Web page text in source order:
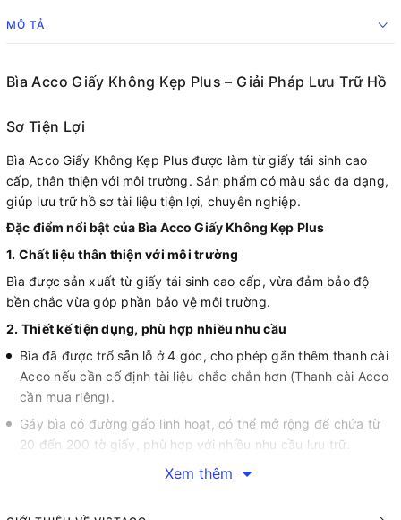
MÔ TẢ
Bìa Acco Giấy Không Kẹp Plus – Giải Pháp Lưu Trữ Hồ
Sơ Tiện Lợi
Bìa Acco Giấy Không Kẹp Plus được làm từ giấy tái sinh cao
cấp, thân thiện với môi trường. Sản phẩm có màu sắc đa dạng,
giúp lưu trữ hồ sơ tài liệu tiện lợi, chuyên nghiệp.
Đặc điểm nổi bật của Bìa Acco Giấy Không Kẹp Plus
1. Chất liệu thân thiện với môi trường
Bìa được sản xuất từ giấy tái sinh cao cấp, vừa đảm bảo độ
bền chắc vừa góp phần bảo vệ môi trường.
2. Thiết kế tiện dụng, phù hợp nhiều nhu cầu
Bìa đã được trổ sẵn lỗ ở 4 góc, cho phép gắn thêm thanh cài
Acco nếu cần cố định tài liệu chắc chắn hơn (Thanh cài Acco
cần mua riêng).
Gáy bìa có đường gấp linh hoạt, có thể mở rộng để chứa từ
20 đến 200 tờ giấy, phù hợp với nhiều nhu cầu lưu trữ.
3. Đa dạng màu sắc, chuyên nghiệp trong lưu trữ
dễ dàng hơn, đồng thời tăng tính thẩm mỹ cho không gian làm
Xem thêm